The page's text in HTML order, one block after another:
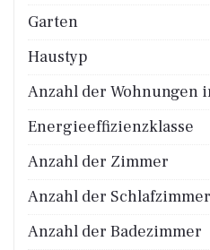
Garten
Haustyp
Anzahl der Wohnungen
Energieeffizienzklasse
Anzahl der Zimmer
Anzahl der Schlafzimmer
Anzahl der Badezimmer